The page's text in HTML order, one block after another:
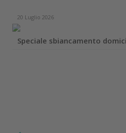
20 Luglio 2026
Speciale sbiancamento